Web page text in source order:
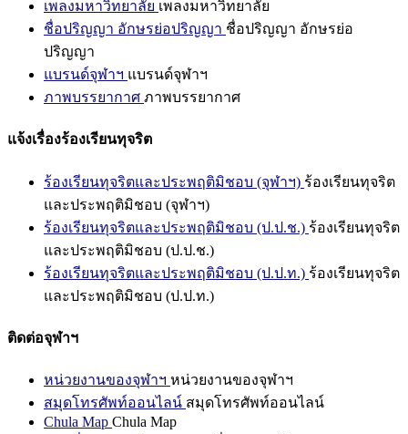
เพลงมหาวิทยาลัย เพลงมหาวิทยาลัย
ชื่อปริญญา อักษรย่อปริญญา ชื่อปริญญา อักษรย่อ
ปริญญา
แบรนด์จุฬาฯ แบรนด์จุฬาฯ
ภาพบรรยากาศ ภาพบรรยากาศ
แจ้งเรื่องร้องเรียนทุจริต
ร้องเรียนทุจริตและประพฤติมิชอบ (จุฬาฯ) ร้องเรียนทุจริต
และประพฤติมิชอบ (จุฬาฯ)
ร้องเรียนทุจริตและประพฤติมิชอบ (ป.ป.ช.) ร้องเรียนทุจริต
และประพฤติมิชอบ (ป.ป.ช.)
ร้องเรียนทุจริตและประพฤติมิชอบ (ป.ป.ท.) ร้องเรียนทุจริต
และประพฤติมิชอบ (ป.ป.ท.)
ติดต่อจุฬาฯ
หน่วยงานของจุฬาฯ หน่วยงานของจุฬาฯ
สมุดโทรศัพท์ออนไลน์ สมุดโทรศัพท์ออนไลน์
Chula Map Chula Map